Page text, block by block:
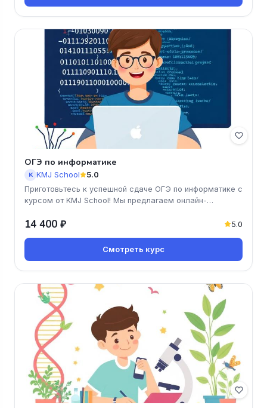
ОГЭ по информатике
K KMJ School 5.0
Приготовьтесь к успешной сдаче ОГЭ по информатике с
курсом от KMJ School! Мы предлагаем онлайн-
14 400 ₽ 5.0
Смотреть курс